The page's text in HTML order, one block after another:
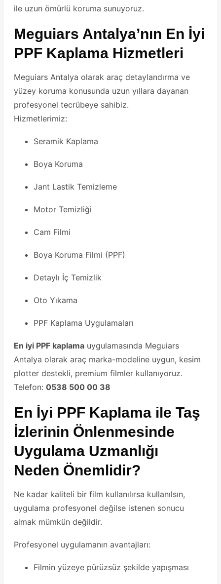
ile uzun ömürlü koruma sunuyoruz.
Meguiars Antalya’nın En İyi
PPF Kaplama Hizmetleri
Meguiars Antalya olarak araç detaylandırma ve
yüzey koruma konusunda uzun yıllara dayanan
profesyonel tecrübeye sahibiz.
Hizmetlerimiz:
Seramik Kaplama
Boya Koruma
Jant Lastik Temizleme
Motor Temizliği
Cam Filmi
Boya Koruma Filmi (PPF)
Detaylı İç Temizlik
Oto Yıkama
PPF Kaplama Uygulamaları
En iyi PPF kaplama uygulamasında Meguiars
Antalya olarak araç marka-modeline uygun, kesim
plotter destekli, premium filmler kullanıyoruz.
Telefon: 0538 500 00 38
En İyi PPF Kaplama ile Taş
İzlerinin Önlenmesinde
Uygulama Uzmanlığı
Neden Önemlidir?
Ne kadar kaliteli bir film kullanılırsa kullanılsın,
uygulama profesyonel değilse istenen sonucu
almak mümkün değildir.
Profesyonel uygulamanın avantajları:
Filmin yüzeye pürüzsüz şekilde yapışması